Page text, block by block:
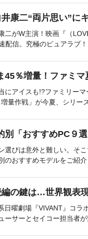
康二“両片思い”に
二がW主演！映画『（
配信。究極のピュアラブ！
45％増量！ファミ
にアイスも!?ファミリー
量作戦」が今夏、シリー
別「おすすめPC９
選びは意外と難しい。そ
のおすすめモデルをご紹介
編の鍵は…世界観表
日曜劇場『VIVANT』コラ
ーサーとセイコー担当者が